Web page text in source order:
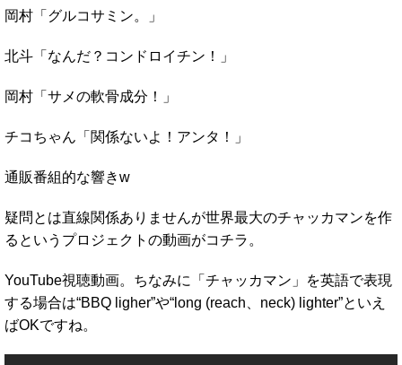
岡村「グルコサミン。」
北斗「なんだ？コンドロイチン！」
岡村「サメの軟骨成分！」
チコちゃん「関係ないよ！アンタ！」
通販番組的な響きw
疑問とは直線関係ありませんが世界最大のチャッカマンを作
るというプロジェクトの動画がコチラ。
YouTube視聴動画。ちなみに「チャッカマン」を英語で表現
する場合は“BBQ ligher”や“long (reach、neck) lighter”といえ
ばOKですね。